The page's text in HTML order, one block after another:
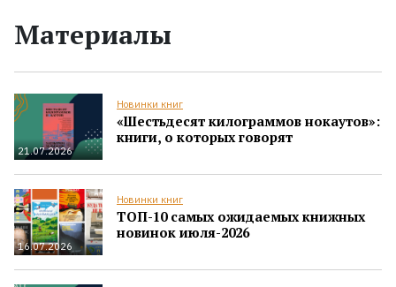
Материалы
21.07.2026
Новинки книг
«Шестьдесят килограммов нокаутов»:
книги, о которых говорят
16.07.2026
Новинки книг
ТОП-10 самых ожидаемых книжных
новинок июля-2026